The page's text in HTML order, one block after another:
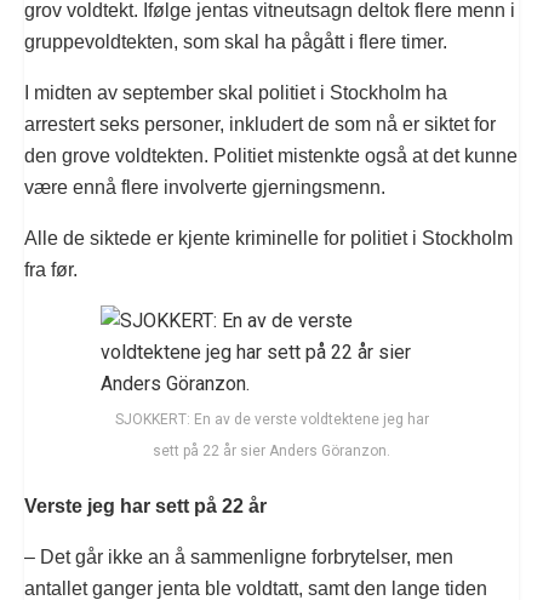
grov voldtekt. Ifølge jentas vitneutsagn deltok flere menn i
gruppevoldtekten, som skal ha pågått i flere timer.
I midten av september skal politiet i Stockholm ha
arrestert seks personer, inkludert de som nå er siktet for
den grove voldtekten. Politiet mistenkte også at det kunne
være ennå flere involverte gjerningsmenn.
Alle de siktede er kjente kriminelle for politiet i Stockholm
fra før.
SJOKKERT: En av de verste voldtektene jeg har
sett på 22 år sier Anders Göranzon.
Verste jeg har sett på 22 år
– Det går ikke an å sammenligne forbrytelser, men
antallet ganger jenta ble voldtatt, samt den lange tiden